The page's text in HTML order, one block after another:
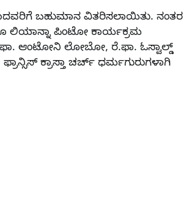
ಬಹುಮಾನ ವಿತರಿಸಲಾಯಿತು. ನಂತರ
ಲಿಯಾನ್ನಾ ಪಿಂಟೋ ಕಾರ್ಯಕ್ರಮ
ಆಂಟೋನಿ ಲೋಬೋ, ರೆ.ಫಾ. ಓಸ್ವಾಲ್ಡ್
ಕ್ರಾಸ್ತಾ ಚರ್ಚ್ ಧರ್ಮಗುರುಗಳಾಗಿ